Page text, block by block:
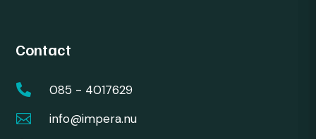
Contact
 085 - 4017629
 info@impera.nu